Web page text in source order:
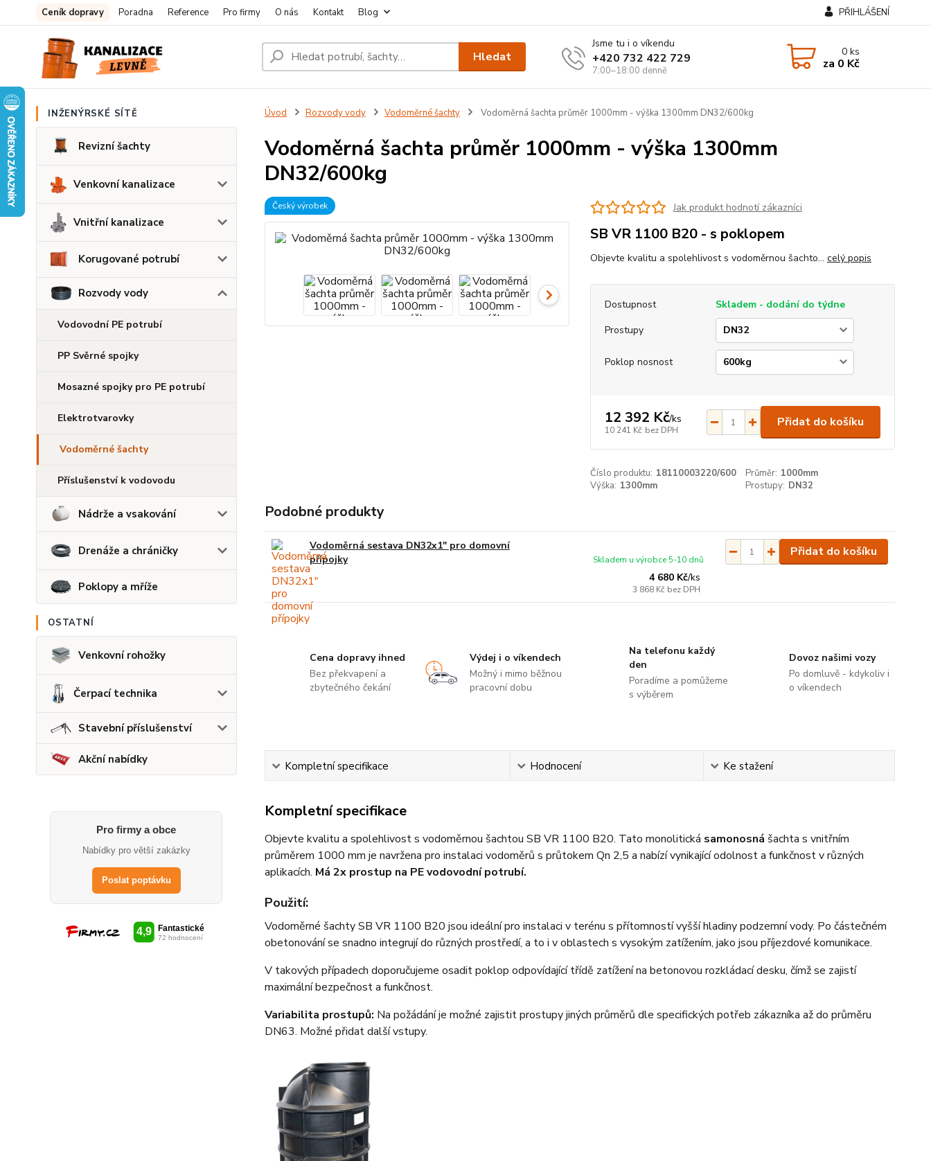
Ceník dopravy Poradna Reference Pro firmy O nás Kontakt Blog PŘIHLÁŠENÍ
Hledat
Jsme tu i o víkendu
+420 732 422 729
7:00–18:00 denně
0ks
za 0 Kč
INŽENÝRSKÉ SÍTĚ
Revizní šachty
Venkovní kanalizace
Vnitřní kanalizace
Korugované potrubí
Rozvody vody
Vodovodní PE potrubí
PP Svěrné spojky
Mosazné spojky pro PE potrubí
Elektrotvarovky
Vodoměrné šachty
Příslušenství k vodovodu
Nádrže a vsakování
Drenáže a chráničky
Poklopy a mříže
OSTATNÍ
Venkovní rohožky
Čerpací technika
Stavební příslušenství
Akční nabídky
Pro firmy a obce
Nabídky pro větší zakázky
Poslat poptávku
Úvod Rozvody vody Vodoměrné šachty Vodoměrná šachta průměr 1000mm - výška 1300mm DN32/600kg
Vodoměrná šachta průměr 1000mm - výška 1300mm
DN32/600kg
Český výrobek Jak produkt hodnotí zákazníci
SB VR 1100 B20 - s poklopem
Objevte kvalitu a spolehlivost s vodoměrnou šachto... celý popis
Dostupnost
Skladem - dodání do týdne
Prostupy
Poklop nosnost
12 392 Kč/ks
10 241 Kč bez DPH
Přidat do košíku
Číslo produktu: 18110003220/600 Průměr: 1000mm
Výška: 1300mm Prostupy: DN32
Podobné produkty
Vodoměrná sestava DN32x1" pro domovní
přípojky
4 680 Kč/ks
3 868 Kč bez DPH
Skladem u výrobce 5-10 dnů
Přidat do košíku
Cena dopravy ihned
Bez překvapení a
zbytečného čekání
Výdej i o víkendech
Možný i mimo běžnou
pracovní dobu
Na telefonu každý
den
Poradíme a pomůžeme
s výběrem
Dovoz našimi vozy
Po domluvě - kdykoliv i
o víkendech
Kompletní specifikace Hodnocení Ke stažení
Kompletní specifikace
Objevte kvalitu a spolehlivost s vodoměrnou šachtou SB VR 1100 B20. Tato monolitická samonosná šachta s vnitřním
průměrem 1000 mm je navržena pro instalaci vodoměrů s průtokem Qn 2,5 a nabízí vynikající odolnost a funkčnost v různých
aplikacích. Má 2x prostup na PE vodovodní potrubí.
Použití:
Vodoměrné šachty SB VR 1100 B20 jsou ideální pro instalaci v terénu s přítomností vyšší hladiny podzemní vody. Po částečném
obetonování se snadno integrují do různých prostředí, a to i v oblastech s vysokým zatížením, jako jsou příjezdové komunikace.
V takových případech doporučujeme osadit poklop odpovídající třídě zatížení na betonovou rozkládací desku, čímž se zajistí
maximální bezpečnost a funkčnost.
Variabilita prostupů: Na požádání je možné zajistit prostupy jiných průměrů dle specifických potřeb zákazníka až do průměru
DN63. Možné přidat další vstupy.